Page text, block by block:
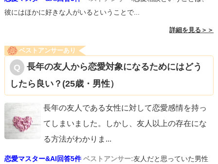
彼にはほかに好きな人がいるということで...
詳細を見る＞＞
ベストアンサーあり
長年の友人から恋愛対象になるためにはどう
したら良い？(25歳・男性）
長年の友人である女性に対して恋愛感情を持っ
てしまいました。しかし、友人以上の存在にな
る方法がわかりま ...
恋愛マスター&AI回答5件 ベストアンサー:友人だと思っていた男性